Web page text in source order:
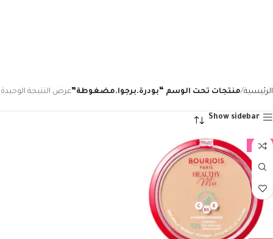
الرئيسية منتجات تحت الوسم “بودرة.برجوا.مضغوطة”عرض النتيجة الوحيدة
Show sidebar
-21%